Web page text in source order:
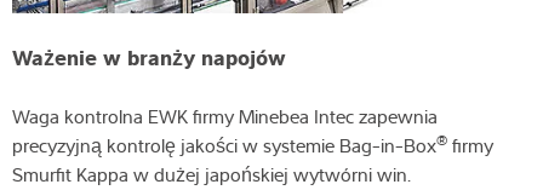
Ważenie w branży napojów
Waga kontrolna EWK firmy Minebea Intec zapewnia
precyzyjną kontrolę jakości w systemie Bag-in-Box® firmy
Smurfit Kappa w dużej japońskiej wytwórni win.